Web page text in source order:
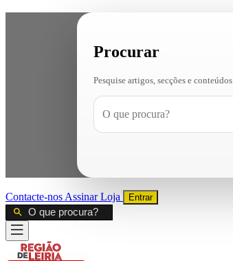
Procurar
Pesquise artigos, secções e conteúdos
Contacte-nos AssinarLoja Entrar